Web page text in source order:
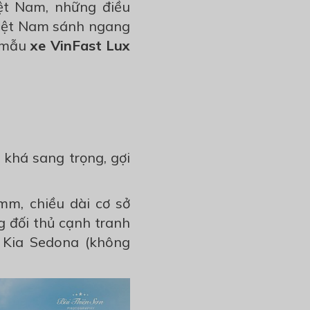
Nam, những điều
Nam sánh ngang
xe VinFast Lux
sang trọng, gợi
chiều dài cơ sở
đối thủ cạnh tranh
Sedona (không